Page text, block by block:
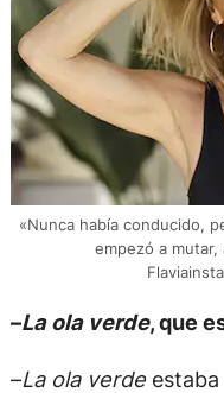
«Nunca había conducido,
empezó a
–La ola verde, que
–La ola verdeestaba